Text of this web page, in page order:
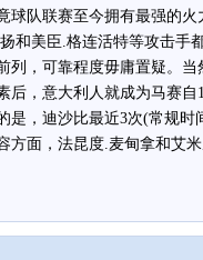
球队联赛至今拥有最强的
和美臣.格连活特等攻击手
列，可靠程度毋庸置疑。当
后，意大利人就成为马赛
是，迪沙比最近3次(常规
方面，法昆度.麦甸拿和艾米